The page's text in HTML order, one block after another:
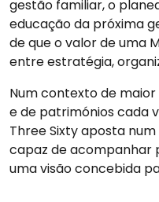
gestão familiar, o
educação da próxima
de que o valor de uma
entre estratégia,
Num contexto de
e de patrimónios cada
Three Sixty aposta
capaz de acompanhar
uma visão concebida